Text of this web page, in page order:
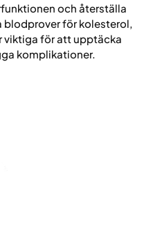
och återställa
blodprover för kolesterol,
viktiga för att upptäcka
komplikationer.